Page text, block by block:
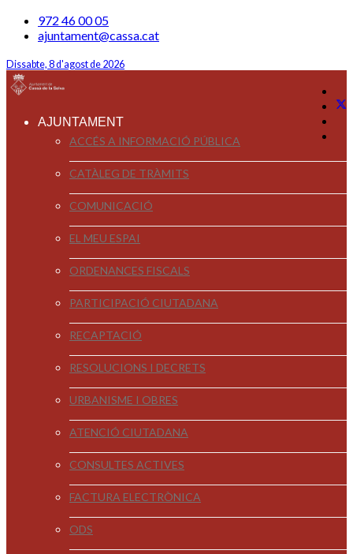
972 46 00 05
ajuntament@cassa.cat
Dissabte, 8 d'agost de 2026
AJUNTAMENT
ACCÉS A INFORMACIÓ PÚBLICA
CATÀLEG DE TRÀMITS
COMUNICACIÓ
EL MEU ESPAI
ORDENANCES FISCALS
PARTICIPACIÓ CIUTADANA
RECAPTACIÓ
RESOLUCIONS I DECRETS
URBANISME I OBRES
ATENCIÓ CIUTADANA
CONSULTES ACTIVES
FACTURA ELECTRÒNICA
ODS